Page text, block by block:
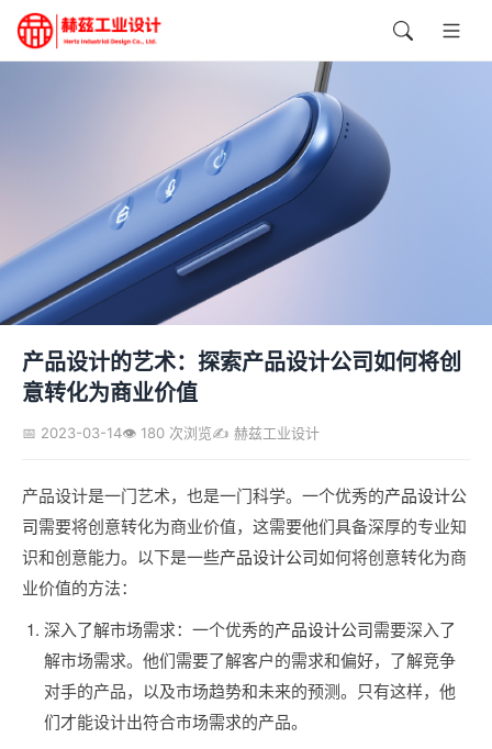
产品设计的艺术：探索产品设计公司如何将创
意转化为商业价值
📅 2023-03-14👁️ 180 次浏览✍️ 赫兹工业设计
产品设计是一门艺术，也是一门科学。一个优秀的产品设计公
司需要将创意转化为商业价值，这需要他们具备深厚的专业知
识和创意能力。以下是一些产品设计公司如何将创意转化为商
业价值的方法：
深入了解市场需求：一个优秀的产品设计公司需要深入了
解市场需求。他们需要了解客户的需求和偏好，了解竞争
对手的产品，以及市场趋势和未来的预测。只有这样，他
们才能设计出符合市场需求的产品。